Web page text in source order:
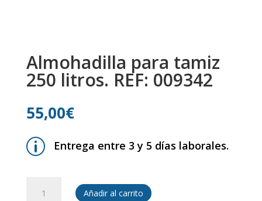
Almohadilla para tamiz
250 litros. REF: 009342
55,00€
p Entrega entre 3 y 5 días laborales.
Añadir al carrito